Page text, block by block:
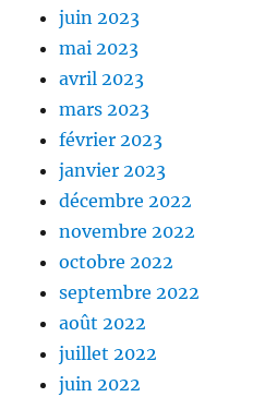
juin 2023
mai 2023
avril 2023
mars 2023
février 2023
janvier 2023
décembre 2022
novembre 2022
octobre 2022
septembre 2022
août 2022
juillet 2022
juin 2022